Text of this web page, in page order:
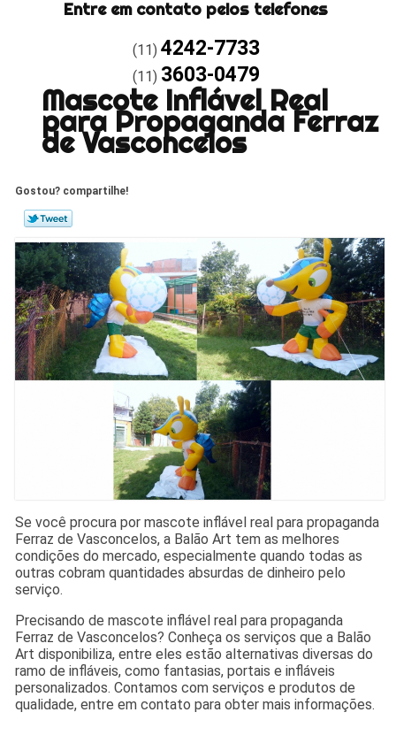
Entre em contato pelos telefones
(11) 4242-7733
(11) 3603-0479
Mascote Inflável Real
para Propaganda Ferraz
de Vasconcelos
Gostou? compartilhe!
Se você procura por mascote inflável real para propaganda
Ferraz de Vasconcelos, a Balão Art tem as melhores
condições do mercado, especialmente quando todas as
outras cobram quantidades absurdas de dinheiro pelo
serviço.
Precisando de mascote inflável real para propaganda
Ferraz de Vasconcelos? Conheça os serviços que a Balão
Art disponibiliza, entre eles estão alternativas diversas do
ramo de infláveis, como fantasias, portais e infláveis
personalizados. Contamos com serviços e produtos de
qualidade, entre em contato para obter mais informações.